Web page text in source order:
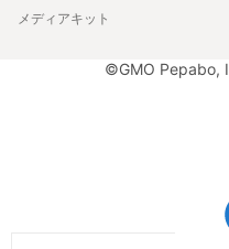
メディアキット
©GMO Pepabo,